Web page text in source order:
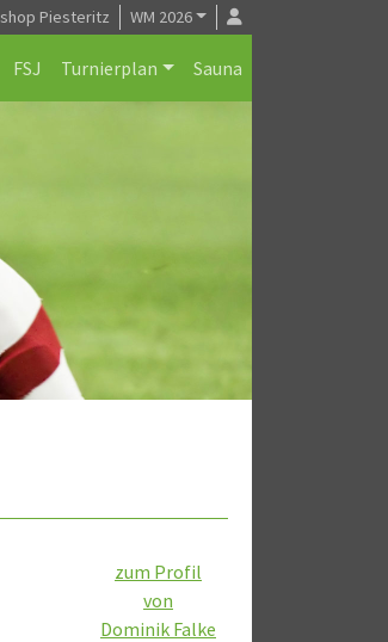
Piesteritz WM 2026
FSJ Turnierplan Sauna
zum Profil
von
Dominik Falke